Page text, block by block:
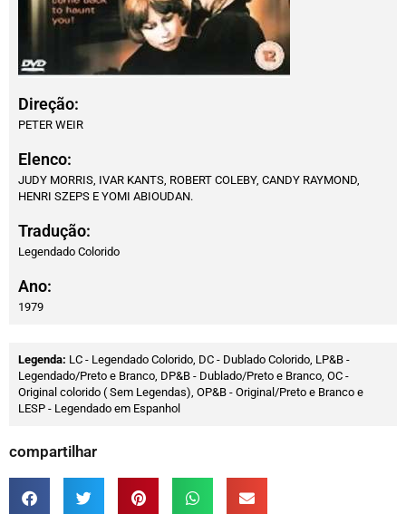
Direção:
PETER WEIR
Elenco:
JUDY MORRIS, IVAR KANTS, ROBERT COLEBY, CANDY RAYMOND,
HENRI SZEPS E YOMI ABIOUDAN.
Tradução:
Legendado Colorido
Ano:
1979
Legenda: LC - Legendado Colorido, DC - Dublado Colorido, LP&B -
Legendado/Preto e Branco, DP&B - Dublado/Preto e Branco, OC -
Original colorido ( Sem Legendas), OP&B - Original/Preto e Branco e
LESP - Legendado em Espanhol
compartilhar